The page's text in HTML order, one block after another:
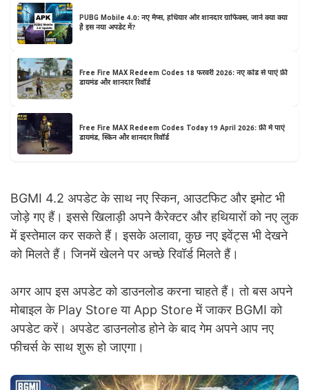
PUBG Mobile 4.0: नए मैप्स, हथियार और शानदार ग्राफिक्स, जानें क्या क्या
है इस नया अपडेट में?
Free Fire MAX Redeem Codes 18 फरवरी 2026: नए कोड से पाएं फ्री
डायमंड और शानदार रिवॉर्ड
Free Fire MAX Redeem Codes Today 19 April 2026: फ्री में पाएं
डायमंड, स्किन और शानदार रिवॉर्ड
BGMI 4.2 अपडेट के साथ नए स्किन, आउटफिट और इमोट भी
जोड़े गए हैं। इससे खिलाड़ी अपने कैरेक्टर और हथियारों को नए लुक
में इस्तेमाल कर सकते हैं। इसके अलावा, कुछ नए इवेंट्स भी देखने
को मिलते हैं। जिनमें खेलने पर अच्छे रिवॉर्ड मिलते हैं।
अगर आप इस अपडेट को डाउनलोड करना चाहते हैं। तो बस अपने
मोबाइल के Play Store या App Store में जाकर BGMI को
अपडेट करें। अपडेट डाउनलोड होने के बाद गेम अपने आप नए
फीचर्स के साथ शुरू हो जाएगा।